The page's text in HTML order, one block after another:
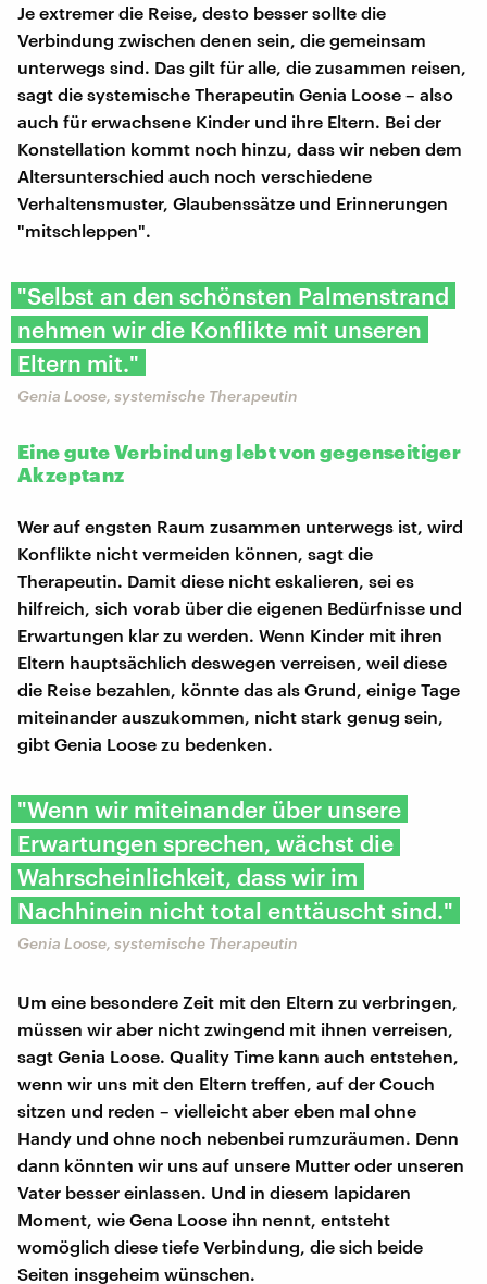
Je extremer die Reise, desto besser sollte die
Verbindung zwischen denen sein, die gemeinsam
unterwegs sind. Das gilt für alle, die zusammen reisen,
sagt die systemische Therapeutin Genia Loose – also
auch für erwachsene Kinder und ihre Eltern. Bei der
Konstellation kommt noch hinzu, dass wir neben dem
Altersunterschied auch noch verschiedene
Verhaltensmuster, Glaubenssätze und Erinnerungen
"mitschleppen".
"Selbst an den schönsten Palmenstrand
nehmen wir die Konflikte mit unseren
Eltern mit."
Genia Loose, systemische Therapeutin
Eine gute Verbindung lebt von gegenseitiger
Akzeptanz
Wer auf engsten Raum zusammen unterwegs ist, wird
Konflikte nicht vermeiden können, sagt die
Therapeutin. Damit diese nicht eskalieren, sei es
hilfreich, sich vorab über die eigenen Bedürfnisse und
Erwartungen klar zu werden. Wenn Kinder mit ihren
Eltern hauptsächlich deswegen verreisen, weil diese
die Reise bezahlen, könnte das als Grund, einige Tage
miteinander auszukommen, nicht stark genug sein,
gibt Genia Loose zu bedenken.
"Wenn wir miteinander über unsere
Erwartungen sprechen, wächst die
Wahrscheinlichkeit, dass wir im
Nachhinein nicht total enttäuscht sind."
Genia Loose, systemische Therapeutin
Um eine besondere Zeit mit den Eltern zu verbringen,
müssen wir aber nicht zwingend mit ihnen verreisen,
sagt Genia Loose. Quality Time kann auch entstehen,
wenn wir uns mit den Eltern treffen, auf der Couch
sitzen und reden – vielleicht aber eben mal ohne
Handy und ohne noch nebenbei rumzuräumen. Denn
dann könnten wir uns auf unsere Mutter oder unseren
Vater besser einlassen. Und in diesem lapidaren
Moment, wie Gena Loose ihn nennt, entsteht
womöglich diese tiefe Verbindung, die sich beide
Seiten insgeheim wünschen.